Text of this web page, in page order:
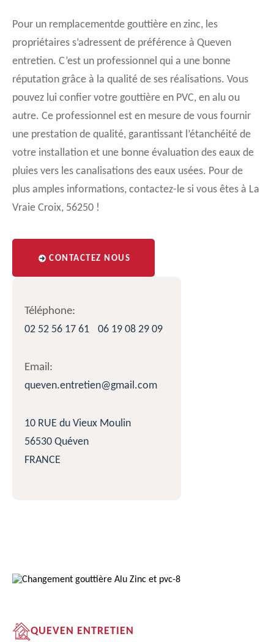
Pour un remplacementde gouttière en zinc, les
propriétaires s’adressent de préférence à Queven
entretien. C’est un professionnel qui a une bonne
réputation grâce à la qualité de ses réalisations. Vous
pouvez lui confier votre gouttière en PVC, en alu ou
autre. Ce professionnel est en mesure de vous fournir
une prestation de qualité, garantissant l’étanchéité de
votre installation et une bonne évaluation des eaux de
pluies vers les canalisations des eaux usées. Pour de
plus amples informations, contactez-le si vous êtes à La
Vraie Croix, 56250 !
CONTACTEZ NOUS
Téléphone:
02 52 56 17 61
06 19 08 29 09
Email:
queven.entretien@gmail.com
10 RUE du Vieux Moulin
56530 Quéven
FRANCE
QUEVEN ENTRETIEN